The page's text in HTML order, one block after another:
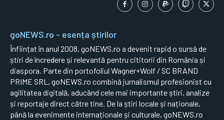
goNEWS.ro - esența știrilor
Înființat în anul 2008, goNEWS.ro a devenit rapid o sursă de
știri de încredere și relevantă pentru cititorii din România și
diaspora. Parte din portofoliul Wagner+Wolf / SC BRAND
PRIME SRL, goNEWS.ro combină jurnalismul profesionist cu
agilitatea digitală, aducând cele mai importante știri, analize
și reportaje direct către tine. De la știri locale și naționale,
până la evenimente internaționale și culturale, goNEWS.ro